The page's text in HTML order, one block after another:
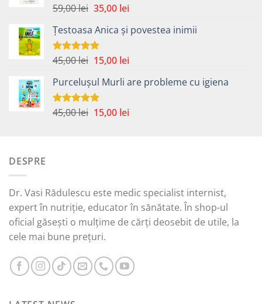
Evaluat la
59,00lei Prețul
a
fost:
59,00 lei.
35,00 leiPrețul
este:
Țestoasa Anica și povestea inimii
Evaluat la
45,00lei Prețul
a
fost:
45,00 lei.
15,00 leiPrețul
este:
Purcelușul Murli are probleme cu igiena
Evaluat la
45,00lei Prețul
15,00 leiPrețul
DESPRE
Dr. Vasi Rădulescu este medic specialist internist,
expert în nutriție, educator în sănătate. În shop-ul
oficial găsești o mulțime de cărți deosebit de utile, la
cele mai bune prețuri.